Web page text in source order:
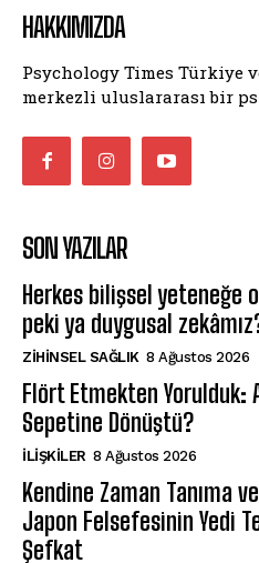
HAKKIMIZDA
Psychology Times Türkiye
merkezli uluslararası bir
SON YAZILAR
Herkes bilişsel yeteneğe
peki ya duygusal
ZIHINSEL SAĞLIK 8 Ağustos 2026
Flört Etmekten Yorulduk:
Sepetine Dönüştü?
İLIŞKILER 8 Ağustos 2026
Kendine Zaman Tanıma
Japon Felsefesinin Yedi
Şefkat